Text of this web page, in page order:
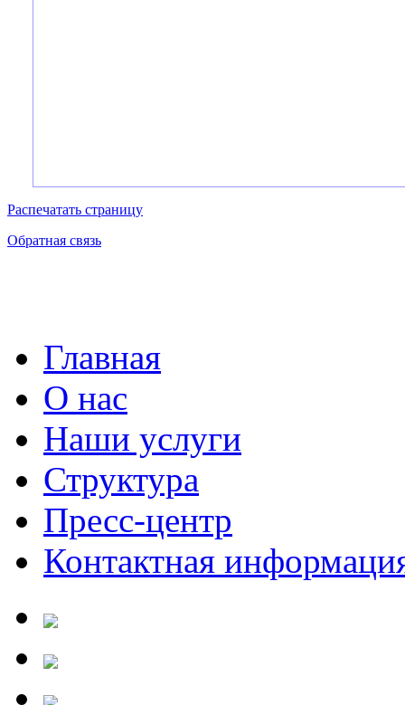
Распечатать страницу
Обратная связь
Главная
О нас
Наши услуги
Структура
Пресс-центр
Контактная